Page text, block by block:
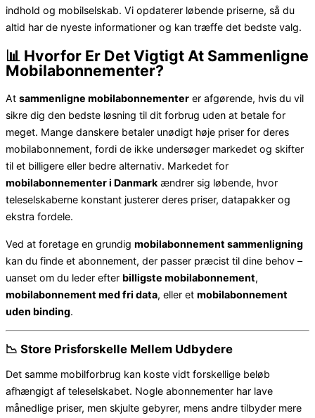
indhold og mobilselskab. Vi opdaterer løbende priserne, så du
altid har de nyeste informationer og kan træffe det bedste valg.
📊 Hvorfor Er Det Vigtigt At Sammenligne
Mobilabonnementer?
At sammenligne mobilabonnementer er afgørende, hvis du vil
sikre dig den bedste løsning til dit forbrug uden at betale for
meget. Mange danskere betaler unødigt høje priser for deres
mobilabonnement, fordi de ikke undersøger markedet og skifter
til et billigere eller bedre alternativ. Markedet for
mobilabonnementer i Danmark ændrer sig løbende, hvor
teleselskaberne konstant justerer deres priser, datapakker og
ekstra fordele.
Ved at foretage en grundig mobilabonnement sammenligning
kan du finde et abonnement, der passer præcist til dine behov –
uanset om du leder efter billigste mobilabonnement,
mobilabonnement med fri data, eller et mobilabonnement
uden binding.
📉 Store Prisforskelle Mellem Udbydere
Det samme mobilforbrug kan koste vidt forskellige beløb
afhængigt af teleselskabet. Nogle abonnementer har lave
månedlige priser, men skjulte gebyrer, mens andre tilbyder mere